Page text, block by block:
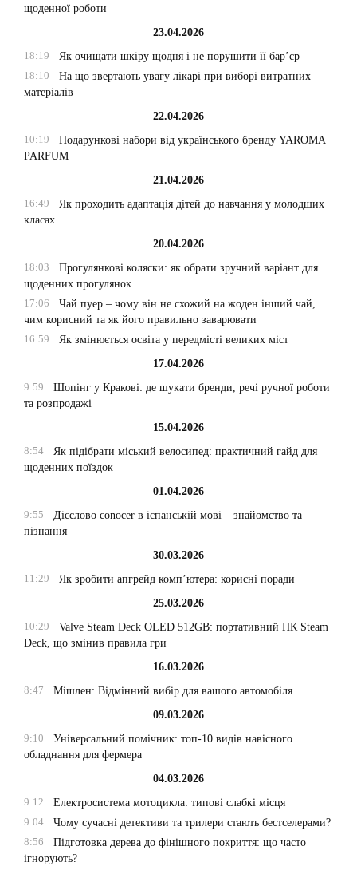
щоденної роботи
23.04.2026
18:19
Як очищати шкіру щодня і не порушити її бар’єр
18:10
На що звертають увагу лікарі при виборі витратних
матеріалів
22.04.2026
10:19
Подарункові набори від українського бренду YAROMA
PARFUM
21.04.2026
16:49
Як проходить адаптація дітей до навчання у молодших
класах
20.04.2026
18:03
Прогулянкові коляски: як обрати зручний варіант для
щоденних прогулянок
17:06
Чай пуер – чому він не схожий на жоден інший чай,
чим корисний та як його правильно заварювати
16:59
Як змінюється освіта у передмісті великих міст
17.04.2026
9:59
Шопінг у Кракові: де шукати бренди, речі ручної роботи
та розпродажі
15.04.2026
8:54
Як підібрати міський велосипед: практичний гайд для
щоденних поїздок
01.04.2026
9:55
Дієслово conocer в іспанській мові – знайомство та
пізнання
30.03.2026
11:29
Як зробити апгрейд комп’ютера: корисні поради
25.03.2026
10:29
Valve Steam Deck OLED 512GB: портативний ПК Steam
Deck, що змінив правила гри
16.03.2026
8:47
Мішлен: Відмінний вибір для вашого автомобіля
09.03.2026
9:10
Універсальний помічник: топ-10 видів навісного
обладнання для фермера
04.03.2026
9:12
Електросистема мотоцикла: типові слабкі місця
9:04
Чому сучасні детективи та трилери стають бестселерами?
8:56
Підготовка дерева до фінішного покриття: що часто
ігнорують?